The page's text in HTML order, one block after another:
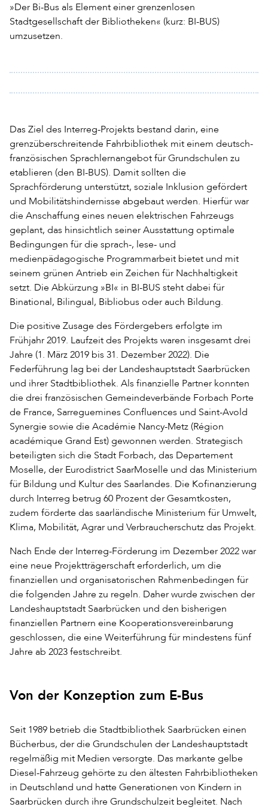
»Der Bi-Bus als Element einer grenzenlosen
Stadtgesellschaft der Bibliotheken« (kurz: BI-BUS)
umzusetzen.
Das Ziel des Interreg-Projekts bestand darin, eine
grenzüberschreitende Fahrbibliothek mit einem deutsch-
französischen Sprachlernangebot für Grundschulen zu
etablieren (den BI-BUS). Damit sollten die
Sprachförderung unterstützt, soziale Inklusion gefördert
und Mobilitätshindernisse abgebaut werden. Hierfür war
die Anschaffung eines neuen elektrischen Fahrzeugs
geplant, das hinsichtlich seiner Ausstattung optimale
Bedingungen für die sprach-, lese- und
medienpädagogische Programmarbeit bietet und mit
seinem grünen Antrieb ein Zeichen für Nachhaltigkeit
setzt. Die Abkürzung »BI« in BI-BUS steht dabei für
Binational, Bilingual, Bibliobus oder auch Bildung.
Die positive Zusage des Fördergebers erfolgte im
Frühjahr 2019. Laufzeit des Projekts waren insgesamt drei
Jahre (1. März 2019 bis 31. Dezember 2022). Die
Federführung lag bei der Landeshauptstadt Saarbrücken
und ihrer Stadtbibliothek. Als finanzielle Partner konnten
die drei französischen Gemeindeverbände Forbach Porte
de France, Sarreguemines Confluences und Saint-Avold
Synergie sowie die Académie Nancy-Metz (Région
académique Grand Est) gewonnen werden. Strategisch
beteiligten sich die Stadt Forbach, das Departement
Moselle, der Eurodistrict SaarMoselle und das Ministerium
für Bildung und Kultur des Saarlandes. Die Kofinanzierung
durch Interreg betrug 60 Prozent der Gesamtkosten,
zudem förderte das saarländische Ministerium für Umwelt,
Klima, Mobilität, Agrar und Verbraucherschutz das Projekt.
Nach Ende der Interreg-Förderung im Dezember 2022 war
eine neue Projektträgerschaft erforderlich, um die
finanziellen und organisatorischen Rahmenbedingen für
die folgenden Jahre zu regeln. Daher wurde zwischen der
Landeshauptstadt Saarbrücken und den bisherigen
finanziellen Partnern eine Kooperationsvereinbarung
geschlossen, die eine Weiterführung für mindestens fünf
Jahre ab 2023 festschreibt.
Von der Konzeption zum E-Bus
Seit 1989 betrieb die Stadtbibliothek Saarbrücken einen
Bücherbus, der die Grundschulen der Landeshauptstadt
regelmäßig mit Medien versorgte. Das markante gelbe
Diesel-Fahrzeug gehörte zu den ältesten Fahrbibliotheken
in Deutschland und hatte Generationen von Kindern in
Saarbrücken durch ihre Grundschulzeit begleitet. Nach